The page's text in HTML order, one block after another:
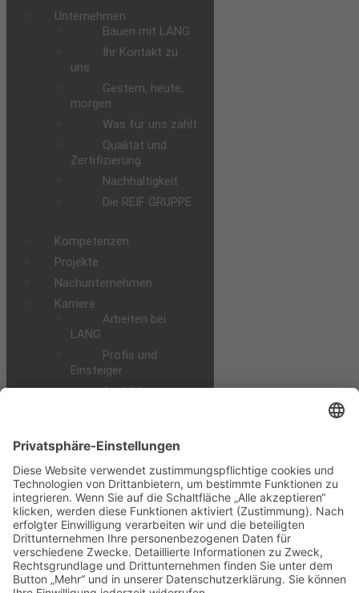
Unternehmen
Bauen mit LANG
Ihr Kontakt zu
uns
Gestern, heute,
morgen
Was für uns zählt
Qualität und
Zertifizierung
Nachhaltigkeit
Die REIF GRUPPE
Kompetenzen
Projekte
Nachunternehmen
Karriere
Arbeiten bei
LANG
Profis und
Einsteiger
Ausbildung
Alle
Stellenangebote
Downloads
Datenschutz
Impressum